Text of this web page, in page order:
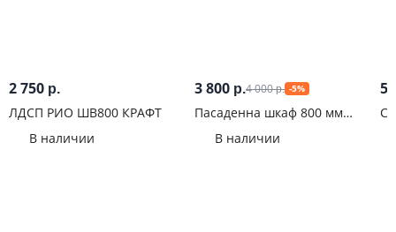
2 750 р.
ЛДСП РИО ШВ800 КРАФТ
В наличии
3 800 р.4 000р. -5%
Пасаденна шкаф 800 мм
В наличии
5